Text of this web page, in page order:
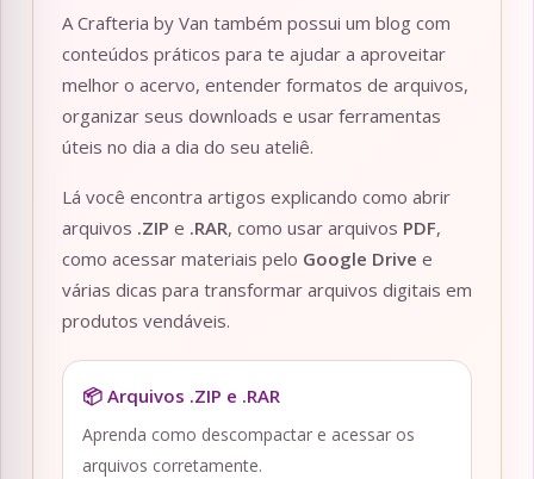
A Crafteria by Van também possui um blog com
conteúdos práticos para te ajudar a aproveitar
melhor o acervo, entender formatos de arquivos,
organizar seus downloads e usar ferramentas
úteis no dia a dia do seu ateliê.
Lá você encontra artigos explicando como abrir
arquivos .ZIP e .RAR, como usar arquivos PDF,
como acessar materiais pelo Google Drive e
várias dicas para transformar arquivos digitais em
produtos vendáveis.
📦 Arquivos .ZIP e .RAR
Aprenda como descompactar e acessar os
arquivos corretamente.